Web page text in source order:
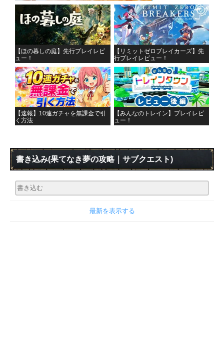
【ほの暮しの庭】先行プレイレビ
ュー！
【リミットゼロブレイカーズ】先
行プレイレビュー！
【速報】10連ガチャを無課金で引
く方法
【みんなのトレイン】プレイレビ
ュー！
書き込み(果てなき夢の攻略｜サブクエスト)
最新を表示する